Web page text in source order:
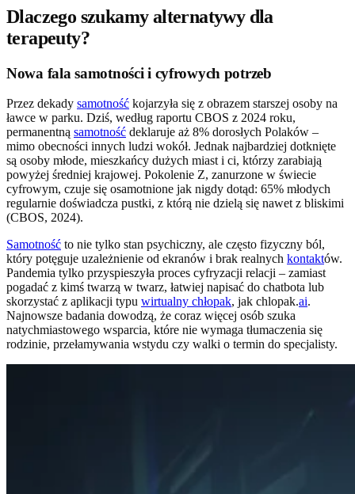
Dlaczego szukamy alternatywy dla
terapeuty?
Nowa fala samotności i cyfrowych potrzeb
Przez dekady samotność kojarzyła się z obrazem starszej osoby na
ławce w parku. Dziś, według raportu CBOS z 2024 roku,
permanentną samotność deklaruje aż 8% dorosłych Polaków –
mimo obecności innych ludzi wokół. Jednak najbardziej dotknięte
są osoby młode, mieszkańcy dużych miast i ci, którzy zarabiają
powyżej średniej krajowej. Pokolenie Z, zanurzone w świecie
cyfrowym, czuje się osamotnione jak nigdy dotąd: 65% młodych
regularnie doświadcza pustki, z którą nie dzielą się nawet z bliskimi
(CBOS, 2024).
Samotność to nie tylko stan psychiczny, ale często fizyczny ból,
który potęguje uzależnienie od ekranów i brak realnych kontaktów.
Pandemia tylko przyspieszyła proces cyfryzacji relacji – zamiast
pogadać z kimś twarzą w twarz, łatwiej napisać do chatbota lub
skorzystać z aplikacji typu wirtualny chłopak, jak chlopak.ai.
Najnowsze badania dowodzą, że coraz więcej osób szuka
natychmiastowego wsparcia, które nie wymaga tłumaczenia się
rodzinie, przełamywania wstydu czy walki o termin do specjalisty.